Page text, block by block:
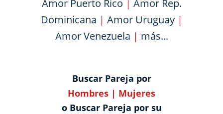
Amor Puerto Rico | Amor Rep.
Dominicana | Amor Uruguay|
Amor Venezuela | más...
Buscar Pareja por
Hombres | Mujeres
o Buscar Pareja por su